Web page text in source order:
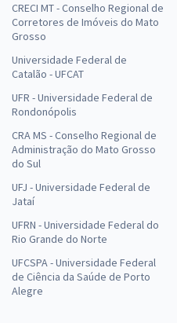
CRECI MT - Conselho Regional de
Corretores de Imóveis do Mato
Grosso
Universidade Federal de
Catalão - UFCAT
UFR - Universidade Federal de
Rondonópolis
CRA MS - Conselho Regional de
Administração do Mato Grosso
do Sul
UFJ - Universidade Federal de
Jataí
UFRN - Universidade Federal do
Rio Grande do Norte
UFCSPA - Universidade Federal
de Ciência da Saúde de Porto
Alegre